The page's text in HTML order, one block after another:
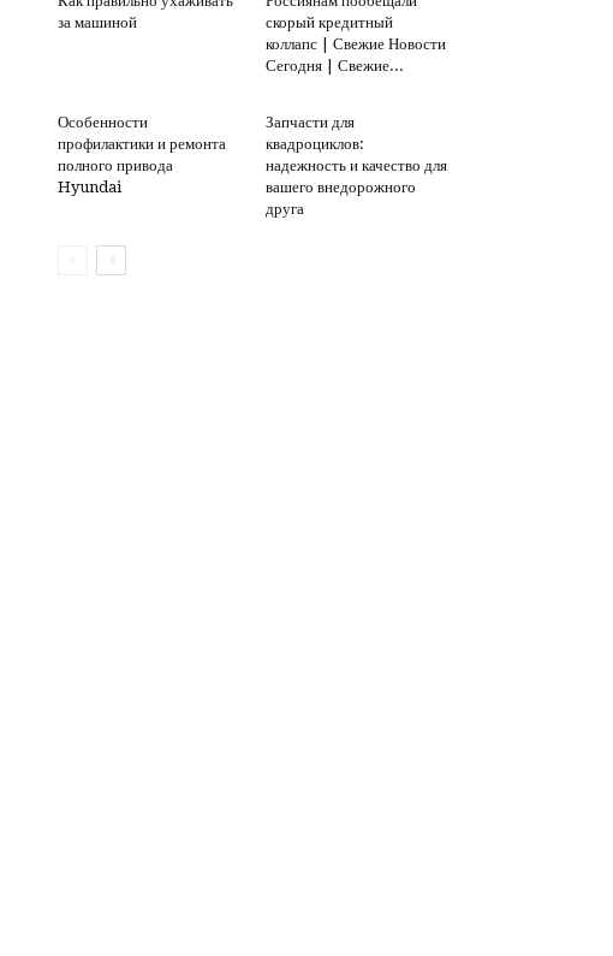
за машиной
скорый кредитный
коллапс | Свежие Новости
Сегодня | Свежие...
Особенности
профилактики и ремонта
полного привода
Hyundai
Запчасти для
квадроциклов:
надежность и качество для
вашего внедорожного
друга